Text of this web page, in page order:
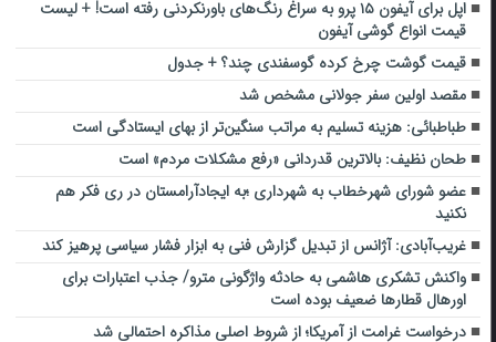
اپل برای آیفون ۱۵ پرو به سراغ رنگ‌های باورنکردنی رفته است! + لیست
قیمت انواع گوشی آیفون
قیمت گوشت چرخ کرده گوسفندی چند؟ + جدول
مقصد اولین سفر جولانی مشخص شد
طباطبائی: هزینه تسلیم به مراتب سنگین‌تر از بهای ایستادگی است
طحان نظیف: بالاترین قدردانی «رفع مشکلات مردم» است
عضو شورای شهرخطاب به شهرداری ؛به ایجادآرامستان در ری فکر هم
نکنید
غریب‌آبادی: آژانس از تبدیل گزارش فنی به ابزار فشار سیاسی پرهیز کند
واکنش تشکری هاشمی به حادثه واژگونی مترو/ جذب اعتبارات برای
اورهال قطارها ضعیف بوده است
درخواست غرامت از آمریکا؛ از شروط اصلی مذاکره احتمالی شد